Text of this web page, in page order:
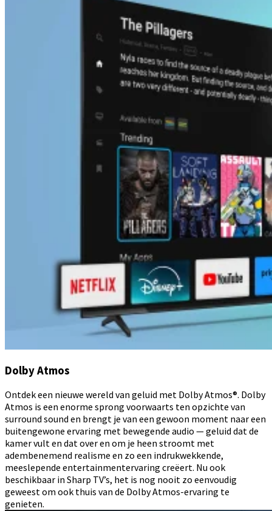
Dolby Atmos
Ontdek een nieuwe wereld van geluid met Dolby Atmos®. Dolby
Atmos is een enorme sprong voorwaarts ten opzichte van
surround sound en brengt je van een gewoon moment naar een
buitengewone ervaring met bewegende audio — geluid dat de
kamer vult en dat over en om je heen stroomt met
adembenemend realisme en zo een indrukwekkende,
meeslepende entertainmentervaring creëert. Nu ook
beschikbaar in Sharp TV’s, het is nog nooit zo eenvoudig
geweest om ook thuis van de Dolby Atmos-ervaring te
genieten.